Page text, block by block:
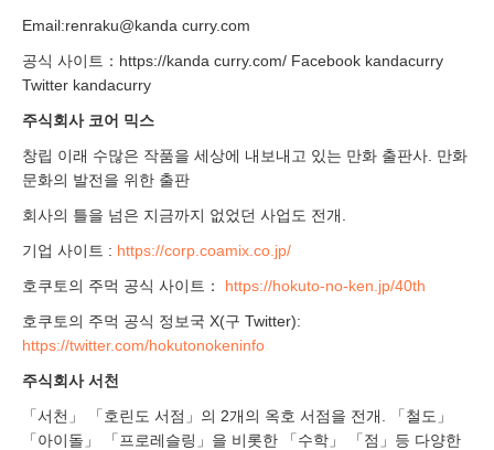
Email:renraku@kanda curry.com
공식 사이트：https://kanda curry.com/ Facebook kandacurry
Twitter kandacurry
주식회사 코어 믹스
창립 이래 수많은 작품을 세상에 내보내고 있는 만화 출판사. 만화
문화의 발전을 위한 출판
회사의 틀을 넘은 지금까지 없었던 사업도 전개.
기업 사이트 : https://corp.coamix.co.jp/
호쿠토의 주먹 공식 사이트： https://hokuto-no-ken.jp/40th
호쿠토의 주먹 공식 정보국 X(구 Twitter):
https://twitter.com/hokutonokeninfo
주식회사 서천
「서천」 「호린도 서점」의 2개의 옥호 서점을 전개. 「철도」
「아이돌」 「프로레슬링」을 비롯한 「수학」 「점」등 다양한